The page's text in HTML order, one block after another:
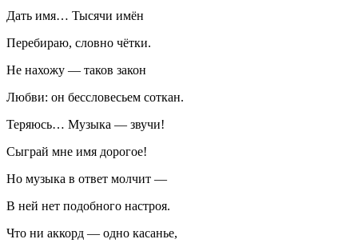
Дать имя… Тысячи имён
Перебираю, словно чётки.
Не нахожу — таков закон
Любви: он бессловесьем соткан.
Теряюсь… Музыка — звучи!
Сыграй мне имя дорогое!
Но музыка в ответ молчит —
В ней нет подобного настроя.
Что ни аккорд — одно касанье,